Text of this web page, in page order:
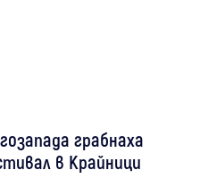
грабнаха
в Крайници